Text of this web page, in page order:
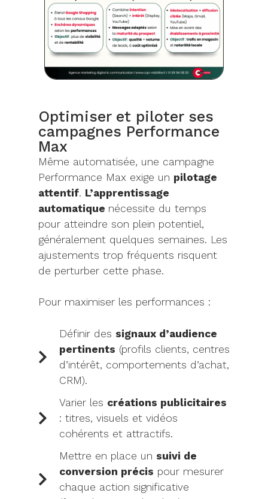
Optimiser et piloter ses
campagnes Performance
Max
Même automatisée, une campagne
Performance Max exige un pilotage
attentif. L’apprentissage
automatique nécessite du temps
pour atteindre son plein potentiel,
généralement quelques semaines. Les
ajustements trop fréquents risquent
de perturber cette phase.
Pour maximiser les performances :
Définir des signaux d’audience
pertinents (profils clients, centres
d’intérêt, comportements d’achat,
CRM).
Varier les créations publicitaires
: titres, visuels et vidéos
cohérents et attractifs.
Mettre en place un suivi de
conversion précis pour mesurer
chaque action significative